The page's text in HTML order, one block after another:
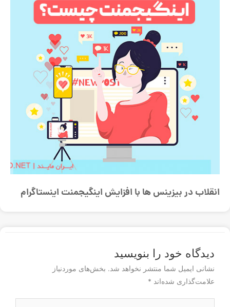
انقلاب در بیزینس ها با افزایش اینگیجمنت اینستاگرام
دیدگاه‌ خود را بنویسید
نشانی ایمیل شما منتشر نخواهد شد. بخش‌های موردنیاز
علامت‌گذاری شده‌اند